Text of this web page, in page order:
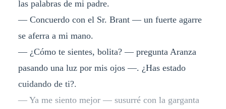
las palabras de mi padre.
— Concuerdo con el Sr. Brant — un fuerte agarre
se aferra a mi mano.
— ¿Cómo te sientes, bolita? — pregunta Aranza
pasando una luz por mis ojos —. ¿Has estado
cuidando de ti?.
— Ya me siento mejor — susurré con la garganta